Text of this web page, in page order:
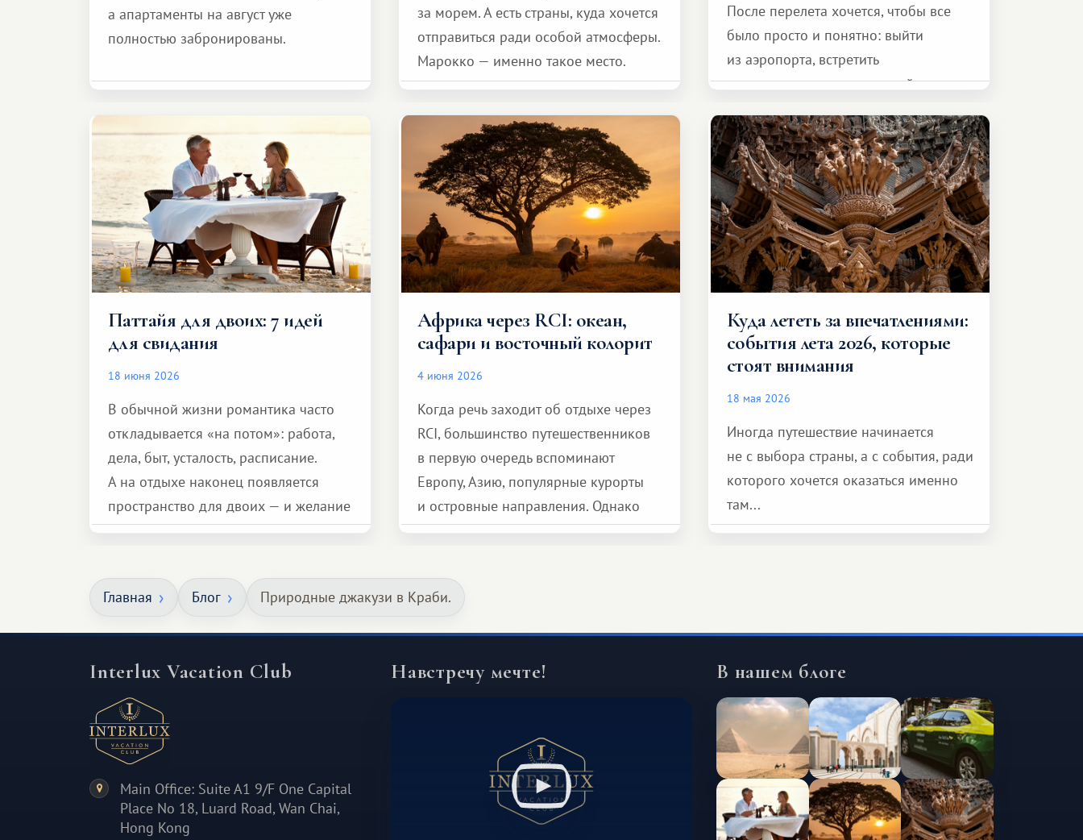
а апартаменты на август уже
полностью забронированы.
за морем. А есть страны, куда хочется
отправиться ради особой атмосферы.
Марокко — именно такое место.
После перелета хочется, чтобы все
было просто и понятно: выйти
из аэропорта, встретить
представителя транспортной
и спокойно доехать до курорта.
Паттайя для двоих: 7 идей
для свидания
18 июня 2026
В обычной жизни романтика часто
откладывается «на потом»: работа,
дела, быт, усталость, расписание.
А на отдыхе наконец появляется
пространство для двоих — и желание
сделать для близкого человека что-то
масштабное, но тёплое
и запоминающееся :)
Африка через RCI: океан,
сафари и восточный колорит
4 июня 2026
Когда речь заходит об отдыхе через
RCI, большинство путешественников
в первую очередь вспоминают
Европу, Азию, популярные курорты
и островные направления. Однако
возможности обменной системы
и Африка — континент, который
способен подарить совершенно иной
Куда лететь за впечатлениями:
события лета 2026, которые
стоят внимания
18 мая 2026
Иногда путешествие начинается
не с выбора страны, а с события, ради
которого хочется оказаться именно
там...
Главная Блог Природные джакузи в Краби.
Interlux Vacation Club
Main Office: Suite A1 9/F One Capital
Place No 18, Luard Road, Wan Chai,
Hong Kong
Навстречу мечте! В нашем блоге